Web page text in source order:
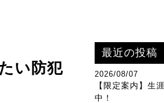
い防犯
最近の投稿
2026/08/07
【限定案内】生
中！